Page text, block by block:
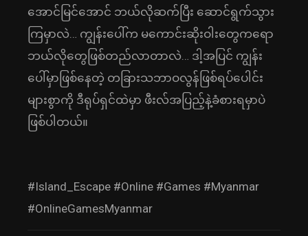
အောင်မြင်အောင် ဘယ်လိုဆက်ပြီး ဆောင်ရွက်သွား
ကြမှာလဲ… ကျွန်းပေါ်က မကောင်းဆိုးဝါးတွေကရော
ဘယ်လိုတွေဖြစ်တည်လာတာလဲ… ဒါ့အပြင် ကျွန်း
ပေါ်မှာဖြစ်နေတဲ့ တခြားသဘာဝလွန်ဖြစ်ရပ်ပေါင်း
များစွာကို ဒီရုပ်ရှင်ထဲမှာ ဖီးလ်အပြည့်နဲ့ခံစားရမှာပဲ
ဖြစ်ပါတယ်။
#Island_Escape #Online #Games #Myanmar
#OnlineGamesMyanmar